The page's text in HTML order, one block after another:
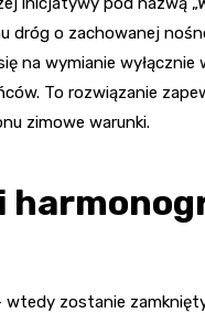
dróg o zachowanej
na wymianie
To rozwiązanie
zimowe warunki.
zostanie